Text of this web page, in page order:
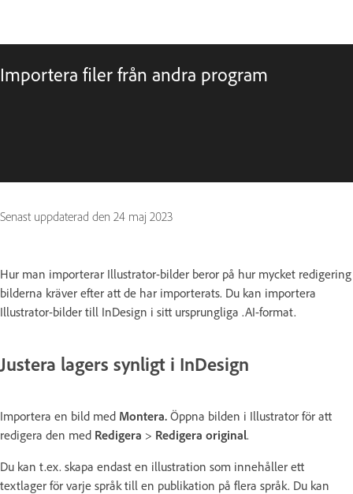
Importera filer från andra program
Senast uppdaterad den 24 maj 2023
Hur man importerar Illustrator-bilder beror på hur mycket redigering
bilderna kräver efter att de har importerats. Du kan importera
Illustrator-bilder till InDesign i sitt ursprungliga .AI-format.
Justera lagers synligt i InDesign
Importera en bild med Montera. Öppna bilden i Illustrator för att
redigera den med Redigera > Redigera original.
Du kan t.ex. skapa endast en illustration som innehåller ett
textlager för varje språk till en publikation på flera språk. Du kan